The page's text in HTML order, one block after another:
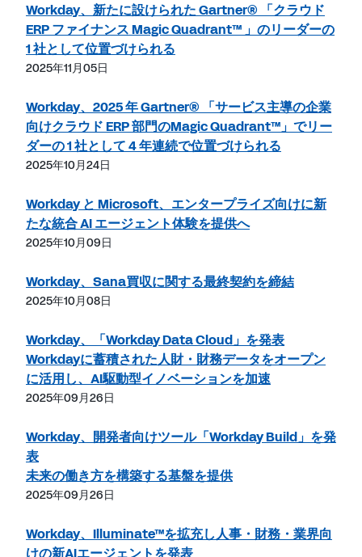
Workday、新たに設けられた Gartner® 「クラウド
ERP ファイナンス Magic Quadrant™ 」のリーダーの
1 社として位置づけられる
2025年11月05日
Workday、2025 年 Gartner® 「サービス主導の企業
向けクラウド ERP 部門のMagic Quadrant™」でリー
ダーの 1 社として 4 年連続で位置づけられる
2025年10月24日
Workday と Microsoft、エンタープライズ向けに新
たな統合 AI エージェント体験を提供へ
2025年10月09日
Workday、Sana買収に関する最終契約を締結
2025年10月08日
Workday、「Workday Data Cloud」を発表
Workdayに蓄積された人財・財務データをオープン
に活用し、AI駆動型イノベーションを加速
2025年09月26日
Workday、開発者向けツール「Workday Build」を発
表
未来の働き方を構築する基盤を提供
2025年09月26日
Workday、Illuminate™を拡充し人事・財務・業界向